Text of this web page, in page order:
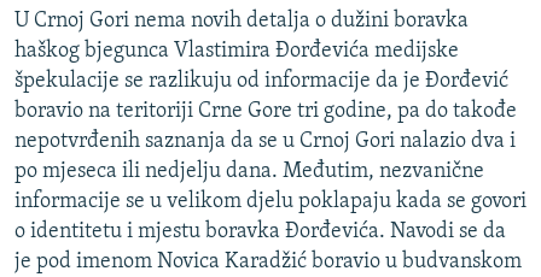
INFOGRAFIKE
KINA NA BALKANU
RSE PRIČE IZ SVIJETA
ISPRIČAJ MI
DNEVNO@RSE
SPECIJALI RSE
VIŠE OD NASLOVA
PRATITE NAS
U Crnoj Gori nema novih detalja o dužini boravka
haškog bjegunca Vlastimira Đorđevića medijske
špekulacije se razlikuju od informacije da je Đorđević
boravio na teritoriji Crne Gore tri godine, pa do takođe
nepotvrđenih saznanja da se u Crnoj Gori nalazio dva i
po mjeseca ili nedjelju dana. Međutim, nezvanične
informacije se u velikom djelu poklapaju kada se govori
o identitetu i mjestu boravka Đorđevića. Navodi se da
je pod imenom Novica Karadžić boravio u budvanskom